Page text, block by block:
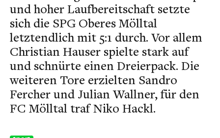
und hoher Laufbereitschaft setzte
sich die SPG Oberes Mölltal
letztendlich mit 5:1 durch. Vor allem
Christian Hauser spielte stark auf
und schnürte einen Dreierpack. Die
weiteren Tore erzielten Sandro
Fercher und Julian Wallner, für den
FC Mölltal traf Niko Hackl.